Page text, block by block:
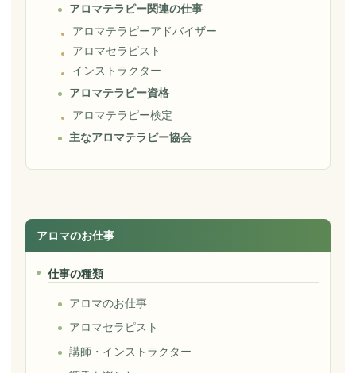
アロマテラピー関連の仕事
アロマテラピーアドバイザー
アロマセラピスト
インストラクター
アロマテラピー資格
アロマテラピー検定
主なアロマテラピー協会
アロマのお仕事
仕事の種類
アロマのお仕事
アロマセラピスト
講師・インストラクター